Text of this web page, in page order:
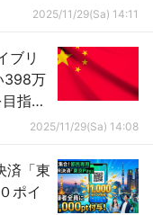
2025/11/29(Sa) 14:11
ブリ
398万
指す
2025/11/29(Sa) 14:08
済「東
ポイ